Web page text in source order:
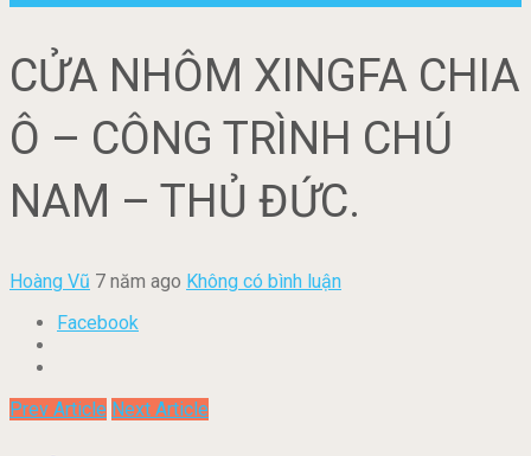
CỬA NHÔM XINGFA CHIA
Ô – CÔNG TRÌNH CHÚ
NAM – THỦ ĐỨC.
Hoàng Vũ 7 năm ago Không có bình luận
Facebook
Prev Article Next Article